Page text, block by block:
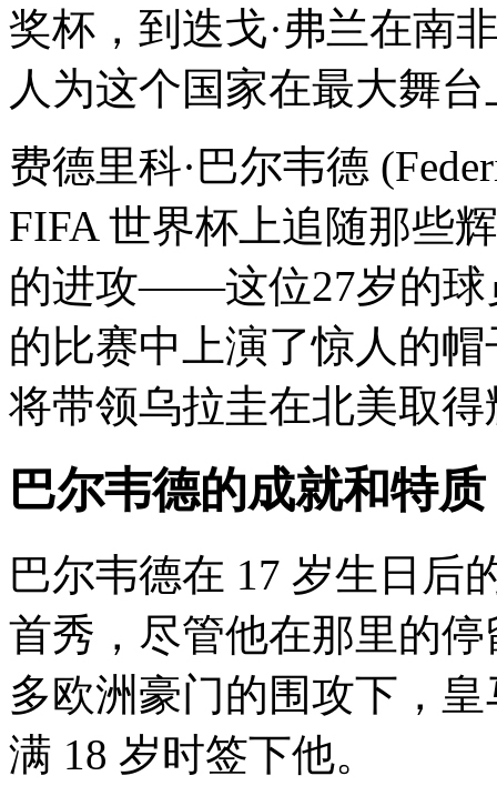
奖杯，到迭戈·弗兰在南
人为这个国家在最大舞
费德里科·巴尔韦德
FIFA 世界杯上追随那些
的进攻——这位27岁的球
的比赛中上演了惊人的帽
将带领乌拉圭在北美取得
巴尔韦德的成就和特质
巴尔韦德在 17 岁生日后
首秀，尽管他在那里的
多欧洲豪门的围攻下
满 18 岁时签下他。